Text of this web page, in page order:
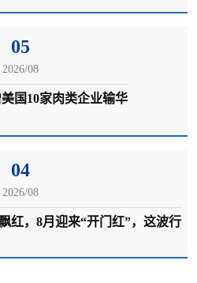
05
2026/08
国10家肉类企业输华
04
2026/08
红，8月迎来“开门红”，这波行